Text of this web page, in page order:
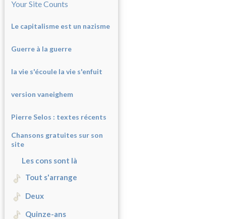
Le capitalisme est un nazisme
Guerre à la guerre
la vie s'écoule la vie s'enfuit
version vaneighem
Pierre Selos : textes récents
Chansons gratuites sur son
site
Les cons sont là
Tout s'arrange
Deux
Quinze-ans